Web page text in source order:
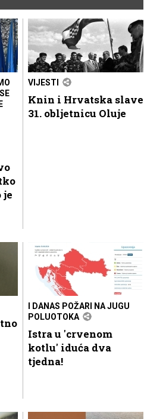
je
VIJESTI
Knin i Hrvatska slave
31. obljetnicu Oluje
I DANAS POŽARI NA JUGU
POLUOTOKA
Istra u 'crvenom
kotlu' iduća dva
tjedna!